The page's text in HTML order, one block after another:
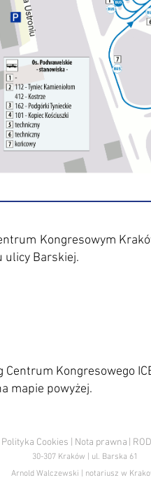
Kongresowym
ulicy Barskiej.
Kongresowego
mapie powyżej.
Polityka Cookies | Nota prawna |
30-307 Kraków | ul. Barska 61
Arnold Walczewski | notariusz w